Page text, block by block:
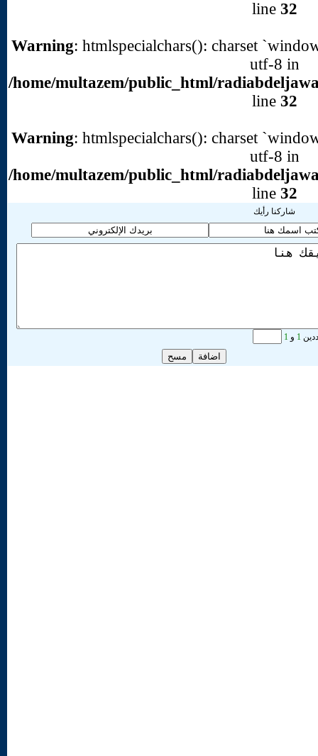
Warning:
/home/multazem/
Warning:
/home/multazem/